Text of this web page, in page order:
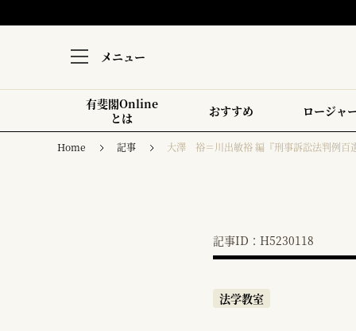
メニュー
有斐閣Online
とは
おすすめ ロージャ
Home 記事 大澤 裕＝川出敏裕 編『刑事訴訟法判例百
記事ID：H5230118
法学教室